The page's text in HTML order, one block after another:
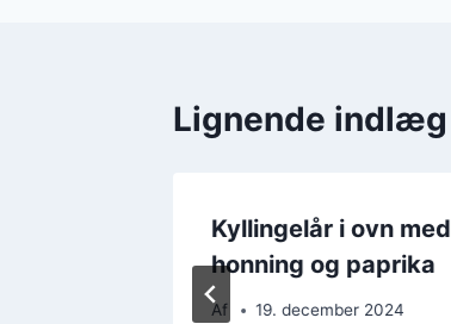
Lignende indlæg
Kyllingelår i ovn med
honning og paprika
Af 19. december 2024